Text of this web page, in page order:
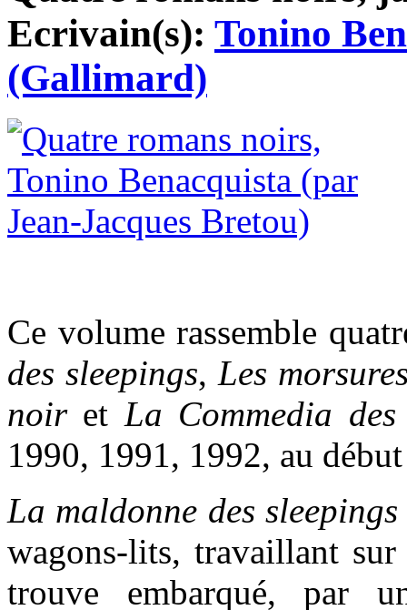
Ecrivain(s): Tonino
(Gallimard)
Ce volume rassemble
des sleepings, Les
noir et La Commedia
1990, 1991, 1992, au
La maldonne des sleepings
wagons-lits, travaillant
trouve embarqué, par